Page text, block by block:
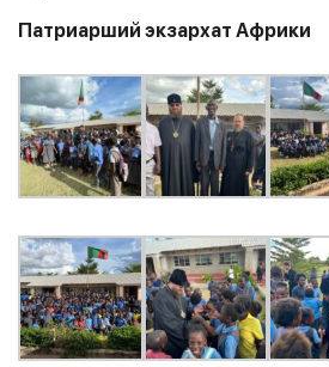
Патриарший экзархат Африки